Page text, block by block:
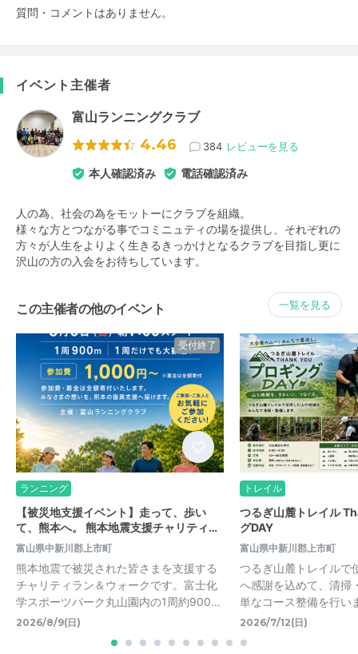
質問・コメントはありません。
イベント主催者
富山ランニングクラブ
4.46 384 レビューを見る
本人確認済み 電話確認済み
人の為、社会の為をモットーにクラブを組織。
様々な方とつながる事でコミニュティの場を提供し、それぞれの
方々が人生をよりよく生きるきっかけとなるクラブを目指し更に
沢山の方の入会をお待ちしています。
この主催者の他のイベント 一覧を見る
受付終了
ランニング
【被災地支援イベント】走って、歩い
て、熊本へ。 熊本地震支援チャリティ…
富山県中新川郡上市町
熊本地震で被災された皆さまを支援する
チャリティラン＆ウォークです。富士化
学スポーツパーク丸山園内の1周約900…
2026/8/9(日)
トレイル
つるぎ山麓トレイル
グDAY
富山県中新川郡上市町
つるぎ山麓トレイルで
へ感謝を込めて、清掃
単なコース整備を行い
2026/7/12(日)